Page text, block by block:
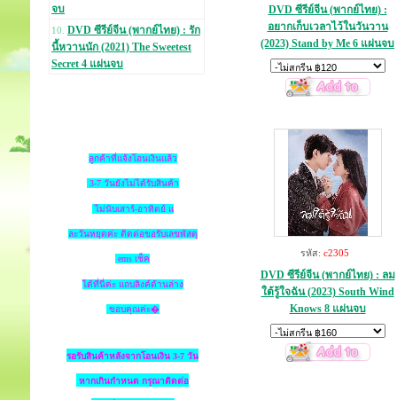
จบ
10. DVD ซีรีย์จีน (พากย์ไทย) : รัก
นี้หวานนัก (2021) The Sweetest
Secret 4 แผ่นจบ
ลูกค้าที่แจ้งโอนเงินแล้ว
3-7 วันยังไม่ได้รับสินค้า
ไม่นับเสาร์-อาทิตย์ แ
ละวันหยุดค่ะ ติดต่อขอรับเลขพัสดุ
ems เช็ค
ได้ที่นี่ค่ะ แถบลิงค์ด้านล่าง
ขอบคุณค่ะ�
รอรับสินค้าหลังจากโอนเงิน 3-7 วัน
หากเกินกำหนด กรุณาติดต่อ
DVD ซีรีย์จีน (พากย์ไทย) :
อยากเก็บเวลาไว้ในวันวาน
(2023) Stand by Me 6 แผ่นจบ
รหัส: c2305
DVD ซีรีย์จีน (พากย์ไทย) : ลม
ใต้รู้ใจฉัน (2023) South Wind
Knows 8 แผ่นจบ